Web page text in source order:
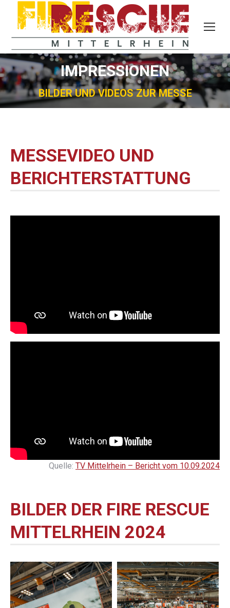
IMPRESSIONEN
BILDER UND VIDEOS ZUR MESSE
MESSEVIDEO UND
BERICHTERSTATTUNG
Quelle: TV Mittelrhein – Bericht vom 10.09.2024
BILDER DER FIRE RESCUE
MITTELRHEIN 2024